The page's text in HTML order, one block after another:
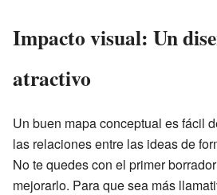
Impacto visual: Un
atractivo
Un buen mapa conceptual es fácil
las relaciones entre las ideas de
No te quedes con el primer
mejorarlo. Para que sea más